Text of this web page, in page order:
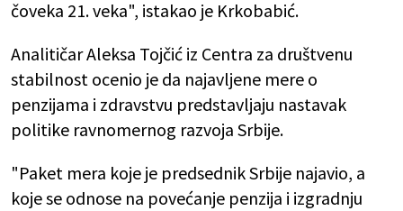
čoveka 21. veka", istakao je Krkobabić.
Analitičar Aleksa Tojčić iz Centra za društvenu
stabilnost ocenio je da najavljene mere o
penzijama i zdravstvu predstavljaju nastavak
politike ravnomernog razvoja Srbije.
"Paket mera koje je predsednik Srbije najavio, a
koje se odnose na povećanje penzija i izgradnju